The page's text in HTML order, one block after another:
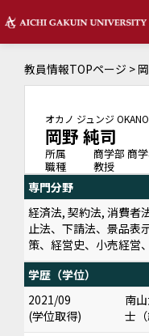
教員情報TOPページ >
オカノ ジュンジ
岡野 純司
所属
商学部 商
職種
教授
専門分野
経済法, 契約法, 消費者
止法、下請法、景品表
策、経営史、小売経営
学歴（学位）
2021/09
(学位取得)
南
士